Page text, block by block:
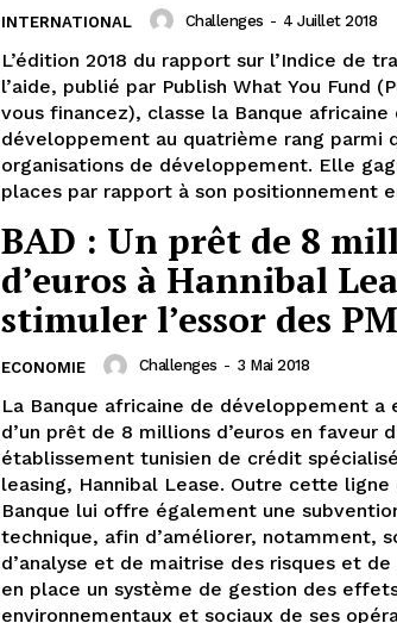
INTERNATIONAL Challenges - 4 Juillet 2018
L’édition 2018 du rapport sur l’Indice de
l’aide, publié par Publish What You Fund
vous financez), classe la Banque africaine
développement au quatrième rang parmi
organisations de développement. Elle
places par rapport à son positionnement
BAD : Un prêt de 8
d’euros à Hannibal
stimuler l’essor des
ECONOMIE Challenges - 3 Mai 2018
La Banque africaine de développement a
d’un prêt de 8 millions d’euros en faveur
établissement tunisien de crédit
leasing, Hannibal Lease. Outre cette
Banque lui offre également une
technique, afin d’améliorer, notamment,
d’analyse et de maitrise des risques et
en place un système de gestion des
environnementaux et sociaux de ses